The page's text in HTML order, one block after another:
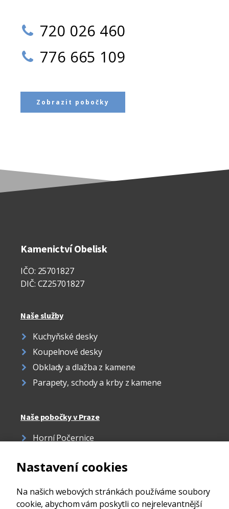
720 026 460
776 665 109
Zobrazit pobočky
Kamenictví Obelisk
IČO: 25701827
DIČ: CZ25701827
Naše služby
Kuchyňské desky
Koupelnové desky
Obklady a dlažba z kamene
Parapety, schody a krby z kamene
Naše pobočky v Praze
Horní Počernice
Strašnice
Nastavení cookies
Na našich webových stránkách používáme soubory
cookie, abychom vám poskytli co nejrelevantnější